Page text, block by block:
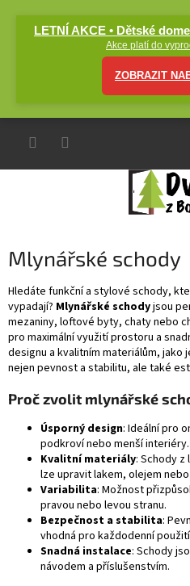
LETNÍ AKCE • Dětské
Akce platí do
ZOBRAZIT
Mlynářské schody
Hledáte funkční a stylové schody,
vypadají? Mlynářské schodyjsou
mezaniny, loftové byty, chaty nebo
pro maximální využití prostoru a
designu a kvalitním materiálům,
nejen pevnost a stabilitu, ale také
Proč zvolit mlynářské
Úsporný design: Ideální pro
podkroví nebo menší interiéry.
Kvalitní materiály: Schody
lze upravit lakem, olejem
Variabilita: Možnost
pravou nebo levou stranu.
Bezpečnost a stabilita:
vhodná pro každodenní
Snadná instalace: Schody
návodem a příslušenstvím.